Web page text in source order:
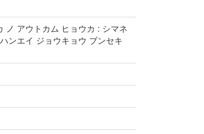
ノ アウトカム ヒョウカ : シマネ
ンエイ ジョウキョウ ブンセキ